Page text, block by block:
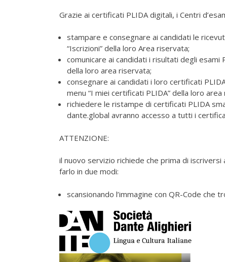
Grazie ai certificati PLIDA digitali, i Centri
stampare e consegnare ai candidati le
“Iscrizioni” della loro Area riservata;
comunicare ai candidati i risultati degli esami
della loro area riservata;
consegnare ai candidati i loro certificati
menu “I miei certificati PLIDA” della loro
richiedere le ristampe di certificati PLIDA
dante.global avranno accesso a tutti i
ATTENZIONE:
il nuovo servizio richiede che prima di
farlo in due modi:
scansionando l’immagine con QR-Code che